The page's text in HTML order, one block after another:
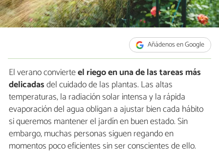
Añádenos en Google
El verano convierteel riego en una de las tareas más
delicadasdel cuidado de las plantas. Las altas
temperaturas, la radiación solar intensa y la rápida
evaporación del agua obligan a ajustar bien cada hábito
si queremos mantener el jardín en buen estado. Sin
embargo, muchas personas siguen regando en
momentos poco eficientes sin ser conscientes de ello.